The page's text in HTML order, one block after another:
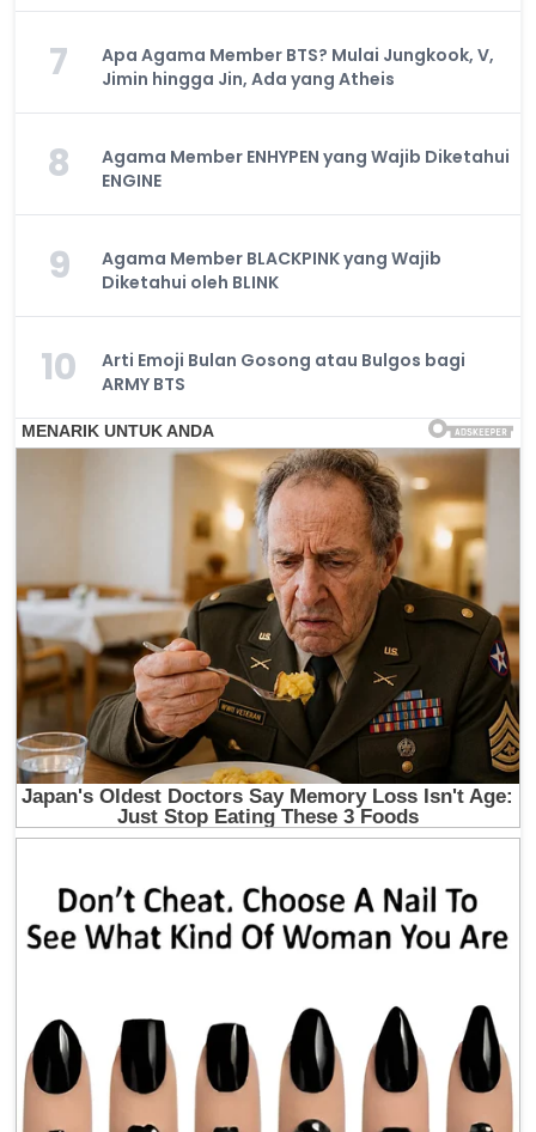
7
Apa Agama Member BTS? Mulai Jungkook, V,
Jimin hingga Jin, Ada yang Atheis
8
Agama Member ENHYPEN yang Wajib Diketahui
ENGINE
9
Agama Member BLACKPINK yang Wajib
Diketahui oleh BLINK
10
Arti Emoji Bulan Gosong atau Bulgos bagi
ARMY BTS